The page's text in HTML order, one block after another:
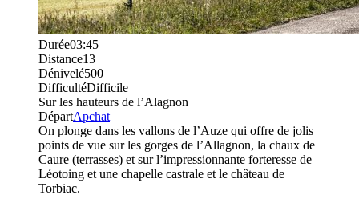
Durée03:45
Distance13
Dénivelé500
DifficultéDifficile
Sur les hauteurs de l’Alagnon
DépartApchat
On plonge dans les vallons de l’Auze qui offre de jolis
points de vue sur les gorges de l’Allagnon, la chaux de
Caure (terrasses) et sur l’impressionnante forteresse de
Léotoing et une chapelle castrale et le château de
Torbiac.